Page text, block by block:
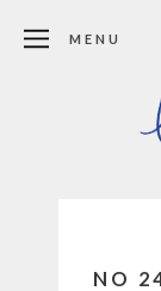
MENU
NO